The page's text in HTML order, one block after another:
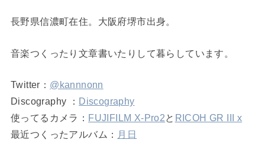
長野県信濃町在住。大阪府堺市出身。
音楽つくったり文章書いたりして暮らしています。
Twitter： @kannnonn
Discography ： Discography
使ってるカメラ： FUJIFILM X-Pro2と RICOH GR III x
最近つくったアルバム： 月日